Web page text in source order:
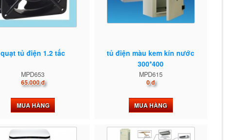
quạt tủ điện 1.2 tấc
MPD653
65.000 đ
MUA HÀNG
tủ điện màu kem kín nước
300*400
MPD615
0 đ
MUA HÀNG